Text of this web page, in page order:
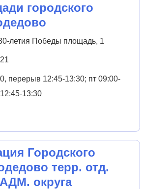
городского
летия Победы площадь, 1
перерыв 12:45-13:30; пт 09:00-
13:30
Городского
терр. отд.
округа